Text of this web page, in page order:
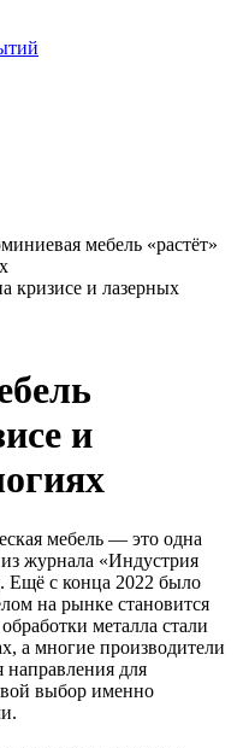
мебель «растёт»
и
мебель — это одна
журнала «Индустрия
Ещё с конца 2022 было
на рынке становится
металла стали
а многие производители
направления для
выбор именно